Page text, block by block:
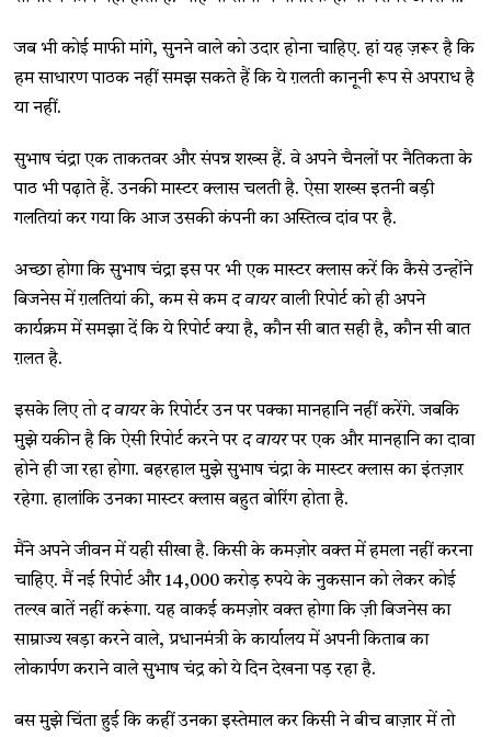
जब भी कोई माफी मांगे, सुनने वाले को उदार होना चाहिए. हां यह ज़रूर है कि
हम साधारण पाठक नहीं समझ सकते हैं कि ये ग़लती कानूनी रूप से अपराध है
या नहीं.
सुभाष चंद्रा एक ताकतवर और संपन्न शख्स हैं. वे अपने चैनलों पर नैतिकता के
पाठ भी पढ़ाते हैं. उनकी मास्टर क्लास चलती है. ऐसा शख्स इतनी बड़ी
गलतियां कर गया कि आज उसकी कंपनी का अस्तित्व दांव पर है.
अच्छा होगा कि सुभाष चंद्रा इस पर भी एक मास्टर क्लास करें कि कैसे उन्होंने
बिजनेस में ग़लतियां की, कम से कमद वायरवाली रिपोर्ट को ही अपने
कार्यक्रम में समझा दें कि ये रिपोर्ट क्या है, कौन सी बात सही है, कौन सी बात
ग़लत है.
इसके लिए तोद वायरके रिपोर्टर उन पर पक्का मानहानि नहीं करेंगे. जबकि
मुझे यकीन है कि ऐसी रिपोर्ट करने परद वायरपर एक और मानहानि का दावा
होने ही जा रहा होगा. बहरहाल मुझे सुभाष चंद्रा के मास्टर क्लास का इंतज़ार
रहेगा. हालांकि उनका मास्टर क्लास बहुत बोरिंग होता है.
मैंने अपने जीवन में यही सीखा है. किसी के कमज़ोर वक्त में हमला नहीं करना
चाहिए. मैं नई रिपोर्ट और 14,000 करोड़ रुपये के नुकसान को लेकर कोई
तल्ख बातें नहीं करूंगा. यह वाकई कमज़ोर वक्त होगा कि ज़ी बिजनेस का
साम्राज्य खड़ा करने वाले, प्रधानमंत्री के कार्यालय में अपनी किताब का
लोकार्पण कराने वाले सुभाष चंद्र को ये दिन देखना पड़ रहा है.
बस मुझे चिंता हुई कि कहीं उनका इस्तेमाल कर किसी ने बीच बाज़ार में तो